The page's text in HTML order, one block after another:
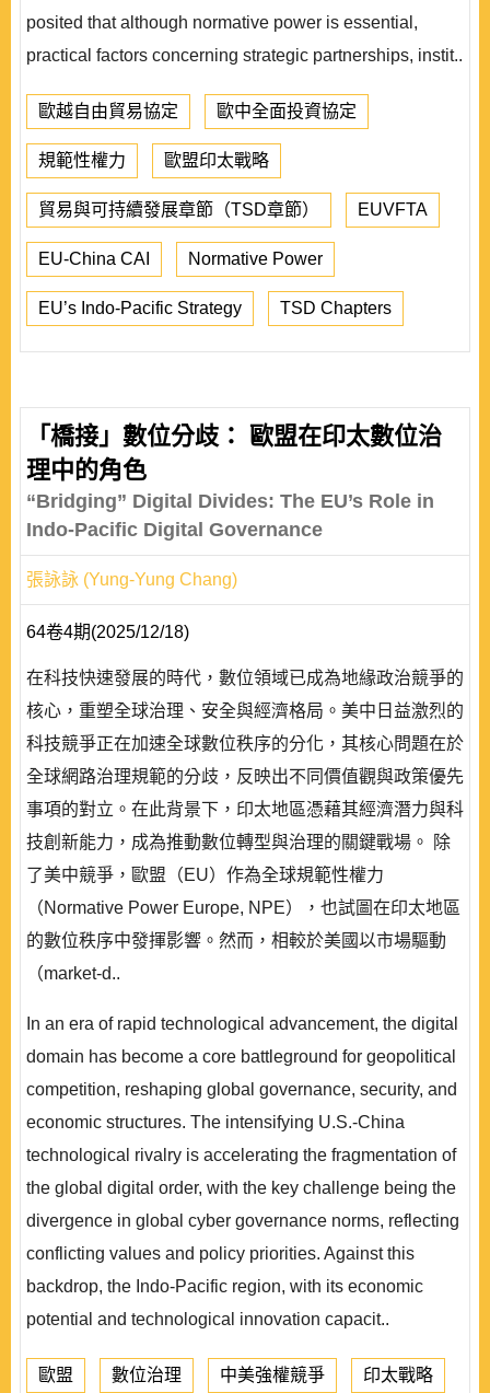
posited that although normative power is essential,
practical factors concerning strategic partnerships, instit..
歐越自由貿易協定 歐中全面投資協定
規範性權力 歐盟印太戰略
貿易與可持續發展章節（TSD章節） EUVFTA
EU-China CAI Normative Power
EU’s Indo-Pacific Strategy TSD Chapters
「橋接」數位分歧： 歐盟在印太數位治
理中的角色
“Bridging” Digital Divides: The EU’s Role in
Indo-Pacific Digital Governance
張詠詠 (Yung-Yung Chang)
64卷4期(2025/12/18)
在科技快速發展的時代，數位領域已成為地緣政治競爭的
核心，重塑全球治理、安全與經濟格局。美中日益激烈的
科技競爭正在加速全球數位秩序的分化，其核心問題在於
全球網路治理規範的分歧，反映出不同價值觀與政策優先
事項的對立。在此背景下，印太地區憑藉其經濟潛力與科
技創新能力，成為推動數位轉型與治理的關鍵戰場。 除
了美中競爭，歐盟（EU）作為全球規範性權力
（Normative Power Europe, NPE），也試圖在印太地區
的數位秩序中發揮影響。然而，相較於美國以市場驅動
（market-d..
In an era of rapid technological advancement, the digital
domain has become a core battleground for geopolitical
competition, reshaping global governance, security, and
economic structures. The intensifying U.S.-China
technological rivalry is accelerating the fragmentation of
the global digital order, with the key challenge being the
divergence in global cyber governance norms, reflecting
conflicting values and policy priorities. Against this
backdrop, the Indo-Pacific region, with its economic
potential and technological innovation capacit..
歐盟 數位治理 中美強權競爭 印太戰略